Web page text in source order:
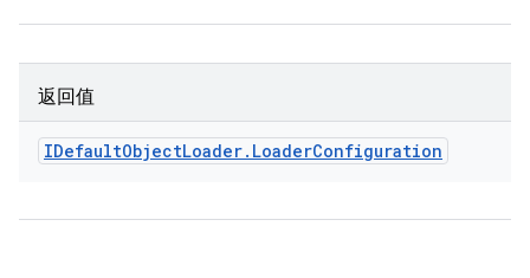
返回值
IDefaultObjectLoader. LoaderConfiguration